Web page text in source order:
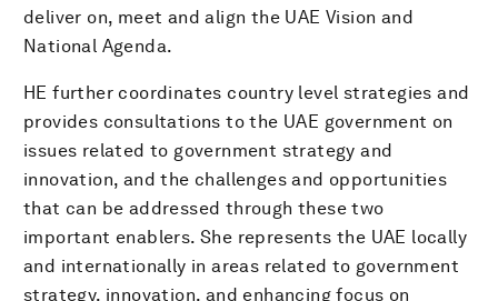
deliver on, meet and align the UAE Vision and
National Agenda.
HE further coordinates country level strategies and
provides consultations to the UAE government on
issues related to government strategy and
innovation, and the challenges and opportunities
that can be addressed through these two
important enablers. She represents the UAE locally
and internationally in areas related to government
strategy, innovation, and enhancing focus on